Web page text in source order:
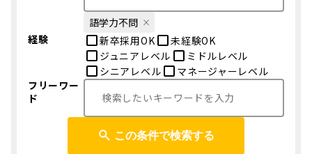
語学力不問
経験
新卒採用OK
未経験OK
ジュニアレベル
ミドルレベル
シニアレベル
マネージャーレベル
フリーワー
ド
この条件で検索する